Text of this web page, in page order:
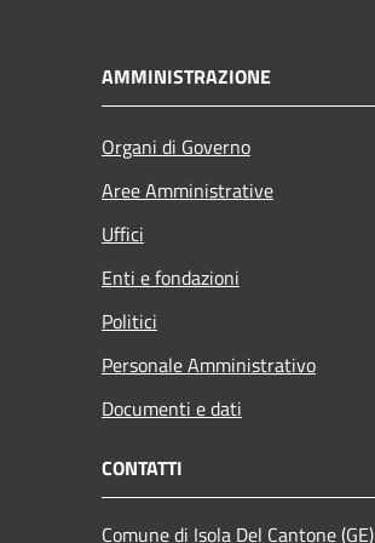
AMMINISTRAZIONE
Organi di Governo
Aree Amministrative
Uffici
Enti e fondazioni
Politici
Personale Amministrativo
Documenti e dati
CONTATTI
Comune di Isola Del Cantone (GE)